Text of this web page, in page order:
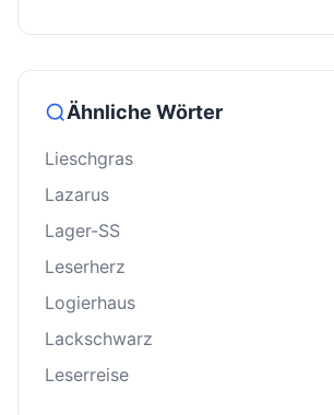
Ähnliche Wörter
Lieschgras
Lazarus
Lager-SS
Leserherz
Logierhaus
Lackschwarz
Leserreise